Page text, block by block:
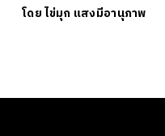
โดยไข่มุก แสงมีอานุภาพ